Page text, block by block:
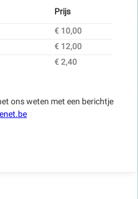
Prijs
€ 10,00
€ 12,00
€ 2,40
ons weten met een berichtje